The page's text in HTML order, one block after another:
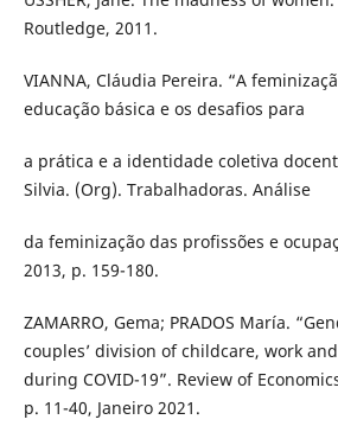
Routledge, 2011.
VIANNA, Cláudia Pereira. “A
educação básica e os desafios para
a prática e a identidade coletiva
Silvia. (Org). Trabalhadoras. Análise
da feminização das profissões e
2013, p. 159-180.
ZAMARRO, Gema; PRADOS María.
couples’ division of childcare, work
during COVID-19”. Review of
p. 11-40, Janeiro 2021.